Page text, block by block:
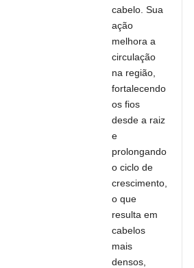
cabelo. Sua
ação
melhora a
circulação
na região,
fortalecendo
os fios
desde a raiz
e
prolongando
o ciclo de
crescimento,
o que
resulta em
cabelos
mais
densos,